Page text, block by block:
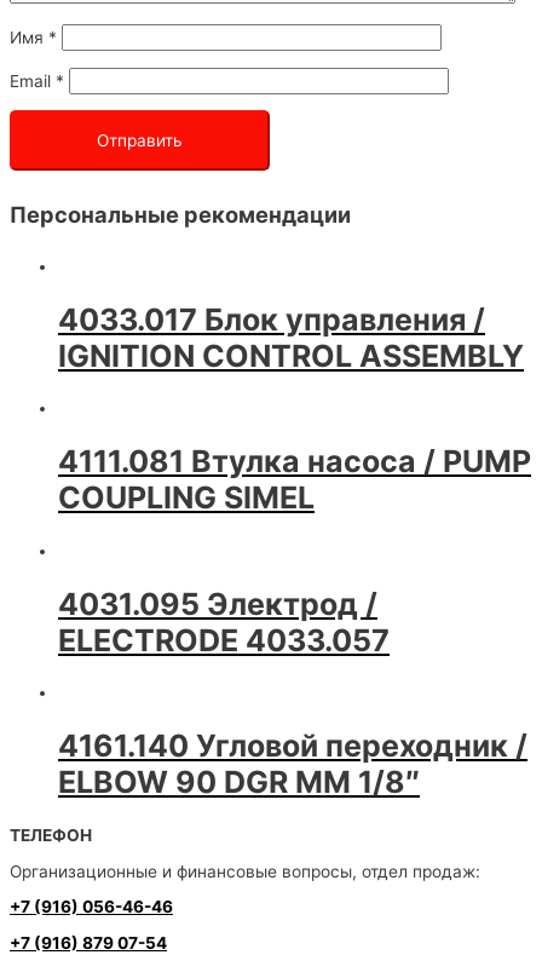
Имя *
Email *
Персональные рекомендации
4033.017 Блок управления /
IGNITION CONTROL ASSEMBLY
4111.081 Втулка насоса / PUMP
COUPLING SIMEL
4031.095 Электрод /
ELECTRODE 4033.057
4161.140 Угловой переходник /
ELBOW 90 DGR MM 1/8″
ТЕЛЕФОН
Организационные и финансовые вопросы, отдел продаж:
+7 (916) 056-46-46
+7 (916) 879 07-54